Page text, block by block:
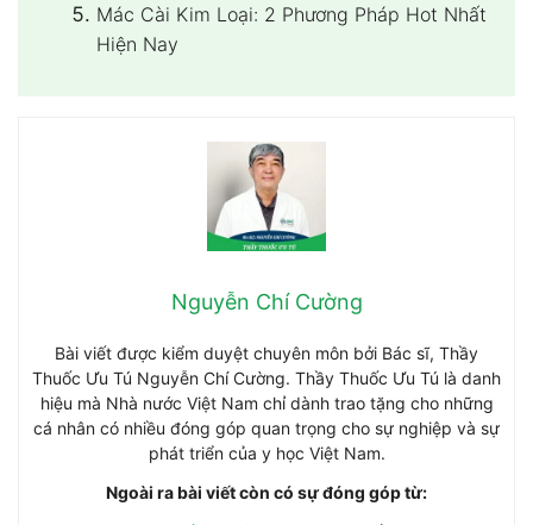
Mác Cài Kim Loại: 2 Phương Pháp Hot Nhất
Hiện Nay
Nguyễn Chí Cường
Bài viết được kiểm duyệt chuyên môn bởi Bác sĩ, Thầy
Thuốc Ưu Tú Nguyễn Chí Cường. Thầy Thuốc Ưu Tú là danh
hiệu mà Nhà nước Việt Nam chỉ dành trao tặng cho những
cá nhân có nhiều đóng góp quan trọng cho sự nghiệp và sự
phát triển của y học Việt Nam.
Ngoài ra bài viết còn có sự đóng góp từ: